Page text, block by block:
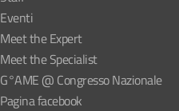
Eventi
Meet the Expert
Meet the Specialist
G°AME @ Congresso Nazionale
Pagina facebook